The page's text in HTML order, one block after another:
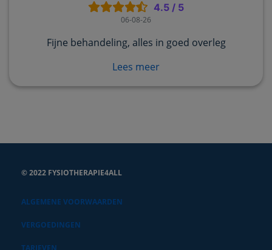
4.5/ 5
06-08-26
Fijne behandeling, alles in goed overleg
Lees meer
© 2022 FYSIOTHERAPIE4ALL
ALGEMENE VOORWAARDEN
VERGOEDINGEN
TARIEVEN